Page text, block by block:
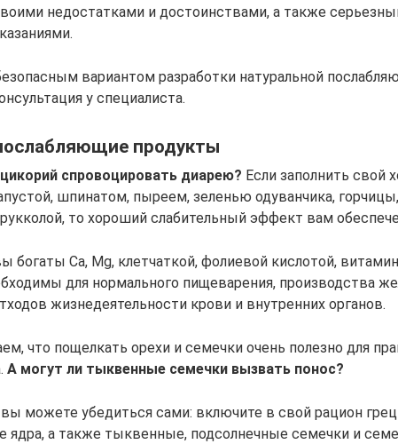
недостатками и достоинствами, а также
вариантом разработки натуральной
у специалиста.
продукты
спровоцировать диарею? Если заполнить свой
шпинатом, пыреем, зеленью одуванчика,
то хороший слабительный эффект вам
богаты Са, Мg, клетчаткой, фолиевой кислотой,
для нормального пищеварения, производства
жизнедеятельности крови и внутренних органов.
что пощелкать орехи и семечки очень полезно для
А могут ли тыквенные семечки вызвать понос?
можете убедиться сами: включите в свой рацион
ядра, а также тыквенные, подсолнечные семечки и